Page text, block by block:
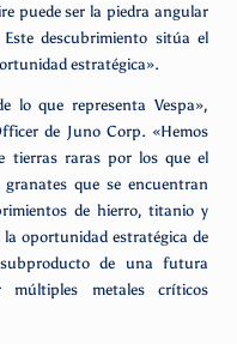
puede ser la piedra angular
descubrimiento sitúa el
estratégica».
lo que representa Vespa»,
de Juno Corp. «Hemos
tierras raras por los que el
que se encuentran
de hierro, titanio y
la oportunidad estratégica de
de una futura
metales críticos